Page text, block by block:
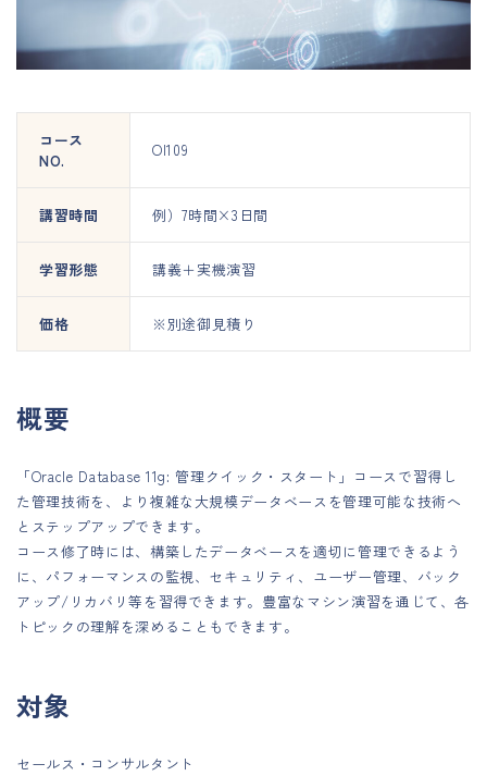
コース
NO.
OI109
講習時間 例）7時間×3日間
学習形態 講義＋実機演習
価格 ※別途御見積り
概要
「Oracle Database 11g: 管理クイック・スタート」コースで習得し
た管理技術を、より複雑な大規模データベースを管理可能な技術へ
とステップアップできます。
コース修了時には、構築したデータベースを適切に管理できるよう
に、パフォーマンスの監視、セキュリティ、ユーザー管理、バック
アップ/リカバリ等を習得できます。豊富なマシン演習を通じて、各
トピックの理解を深めることもできます。
対象
セールス・コンサルタント